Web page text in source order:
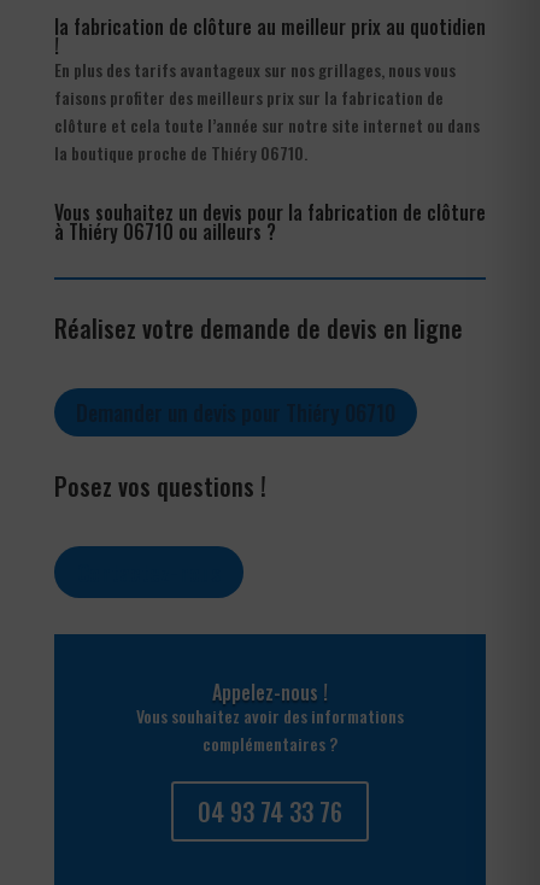
la fabrication de clôture au meilleur prix au quotidien
!
En plus des tarifs avantageux sur nos grillages, nous vous
faisons profiter des meilleurs prix sur la fabrication de
clôture et cela toute l’année sur notre site internet ou dans
la boutique proche de Thiéry 06710.
Vous souhaitez un devis pour la fabrication de clôture
à Thiéry 06710 ou ailleurs ?
Réalisez votre demande de devis en ligne
Posez vos questions !
Appelez-nous !
Vous souhaitez avoir des informations
complémentaires ?
04 93 74 33 76